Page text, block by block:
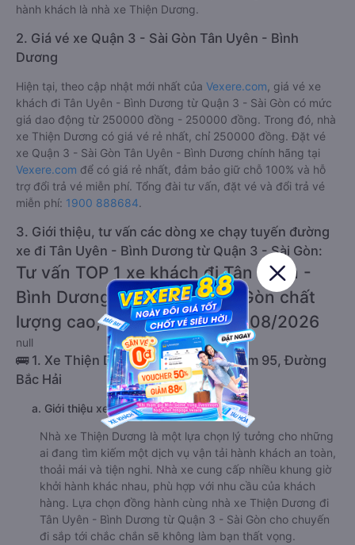
hành khách là nhà xe Thiện Dương.
2. Giá vé xe Quận 3 - Sài Gòn Tân Uyên - Bình
Dương
Hiện tại, theo cập nhật mới nhất của Vexere.com , giá vé xe
khách đi Tân Uyên - Bình Dương từ Quận 3 - Sài Gòn có mức
giá dao động từ 250000 đồng - 250000 đồng. Trong đó, nhà
xe Thiện Dương có giá vé rẻ nhất, chỉ 250000 đồng. Đặt vé
xe Quận 3 - Sài Gòn Tân Uyên - Bình Dương chính hãng tại
Vexere.com để có giá rẻ nhất, đảm bảo giữ chỗ 100% và hỗ
trợ đổi trả vé miễn phí. Tổng đài tư vấn, đặt vé và đổi trả vé
miễn phí: 1900 888684.
3. Giới thiệu, tư vấn các dòng xe chạy tuyến đường
xe đi Tân Uyên - Bình Dương từ Quận 3 - Sài Gòn:
Tư vấn TOP 1 xe khách đi Tân Uyên -
Bình Dương từ Quận 3 - Sài Gòn chất
lượng cao, uy tín, giá rẻ nhất 08/2026
null
🚌 1. Xe Thiện Dương khởi hành tại Hẻm 95, Đường
Bắc Hải
a. Giới thiệu xe Thiện Dương
Nhà xe Thiện Dương là một lựa chọn lý tưởng cho những
ai đang tìm kiếm một dịch vụ vận tải hành khách an toàn,
thoải mái và tiện nghi. Nhà xe cung cấp nhiều khung giờ
khởi hành khác nhau, phù hợp với nhu cầu của khách
hàng. Lựa chọn đồng hành cùng nhà xe Thiện Dương đi
Tân Uyên - Bình Dương từ Quận 3 - Sài Gòn cho chuyến
đi sắp tới chắc chắn sẽ không làm bạn thất vọng.